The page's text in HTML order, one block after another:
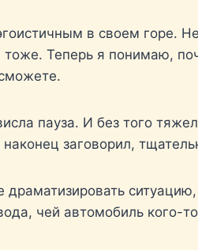
в своем горе.
Теперь я понимаю,
пауза. И без того
заговорил,
чей автомобиль кого-